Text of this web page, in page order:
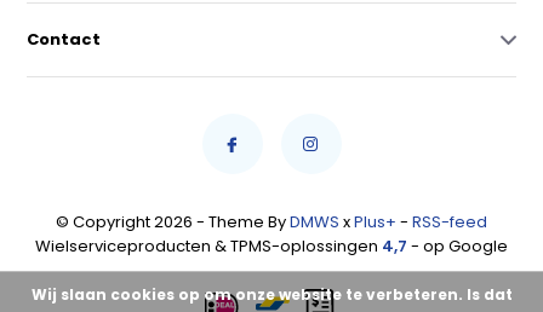
Contact
© Copyright 2026 - Theme ByDMWS xPlus+ - RSS-feed
Wielserviceproducten & TPMS-oplossingen 4,7 - op Google
Wij slaan cookies op om onze website te verbeteren. Is dat